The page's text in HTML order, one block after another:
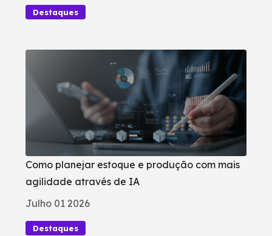
Destaques
Como planejar estoque e produção com mais
agilidade através de IA
Julho 01 2026
Destaques